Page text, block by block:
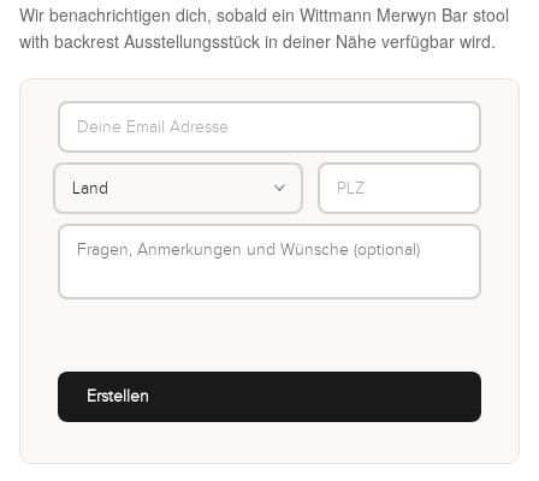
Wir benachrichtigen dich, sobald ein Wittmann Merwyn Bar stool
with backrest Ausstellungsstück in deiner Nähe verfügbar wird.